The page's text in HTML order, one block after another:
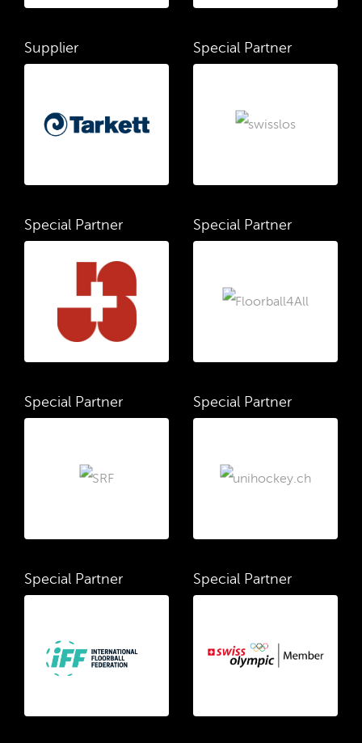
Supplier Special Partner
Special Partner Special Partner
Special Partner Special Partner
Special Partner Special Partner